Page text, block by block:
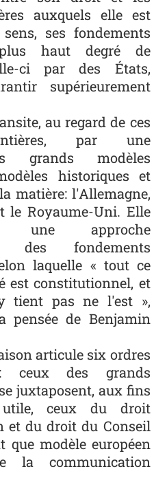
auxquels elle est
ses fondements
plus haut degré de
ci par des États,
supérieurement
au regard de ces
par une
grands modèles
historiques et
matière: l'Allemagne,
le Royaume-Uni. Elle
une approche
des fondements
laquelle « tout ce
est constitutionnel, et
tient pas ne l'est »,
pensée de Benjamin
articule six ordres
: ceux des grands
juxtaposent, aux fins
utile, ceux du droit
et du droit du Conseil
que modèle européen
communication